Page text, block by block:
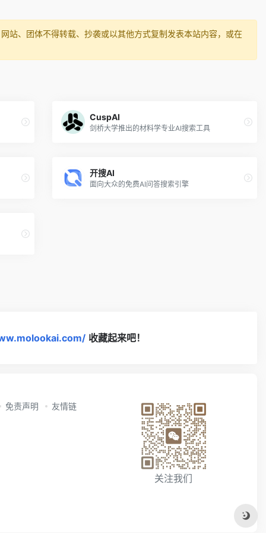
站、团体不得转载、抄袭或以其他方式复制发表本站内容，或在
CuspAI
剑桥大学推出的材料学专业AI搜索工具
开搜AI
面向大众的免费AI问答搜索引擎
收藏起来吧！
免责声明 友情链
关注我们